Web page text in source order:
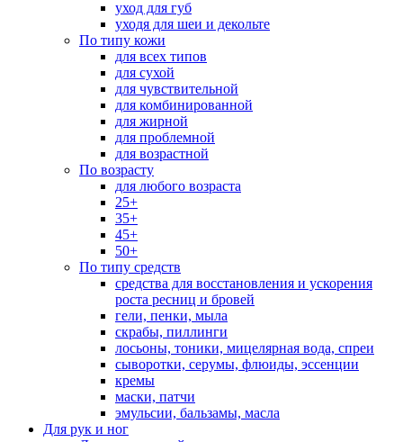
уход для губ
уходя для шеи и декольте
По типу кожи
для всех типов
для сухой
для чувствительной
для комбинированной
для жирной
для проблемной
для возрастной
По возрасту
для любого возраста
25+
35+
45+
50+
По типу средств
средства для восстановления и ускорения
роста ресниц и бровей
гели, пенки, мыла
скрабы, пиллинги
лосьоны, тоники, мицелярная вода, спреи
сыворотки, серумы, флюиды, эссенции
кремы
маски, патчи
эмульсии, бальзамы, масла
Для рук и ног